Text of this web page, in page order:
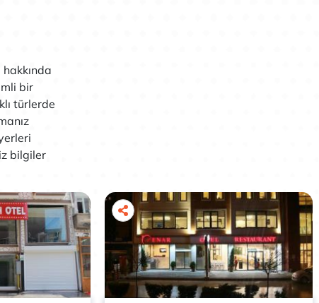
bir
türlerde
bilgiler